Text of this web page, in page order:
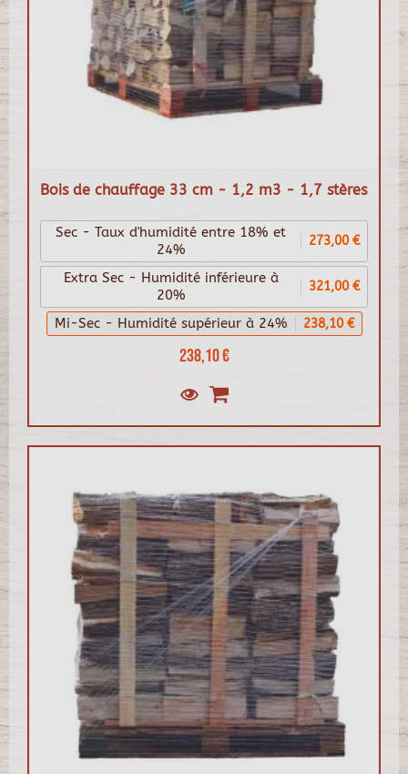
Bois de chauffage 33 cm - 1,2 m3 - 1,7 stères
238,10 €
Sec - Taux d'humidité entre 18% et
24%
273,00 €
Extra Sec - Humidité inférieure à
20%
321,00 €
Mi-Sec - Humidité supérieur à 24% 238,10 €